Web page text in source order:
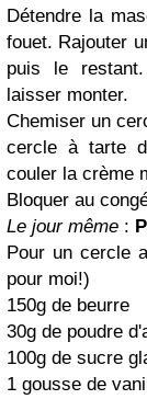
Détendre la
fouet. Rajouter
puis le
laisser monter.
Chemiser un
cercle à tarte
couler la crème
Bloquer au
Le jour même :
Pour un cercle
pour moi!)
150g de beurre
30g de poudre
100g de sucre
1 gousse de